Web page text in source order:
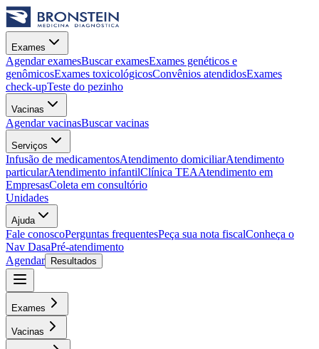
Exames
Agendar examesBuscar examesExames genéticos e
genômicosExames toxicológicosConvênios atendidosExames
check-upTeste do pezinho
Vacinas
Agendar vacinasBuscar vacinas
Serviços
Infusão de medicamentosAtendimento domiciliarAtendimento
particularAtendimento infantilClínica TEAAtendimento em
EmpresasColeta em consultório
Unidades
Ajuda
Fale conoscoPerguntas frequentesPeça sua nota fiscalConheça o
Nav DasaPré-atendimento
Agendar
Resultados
Exames
Vacinas